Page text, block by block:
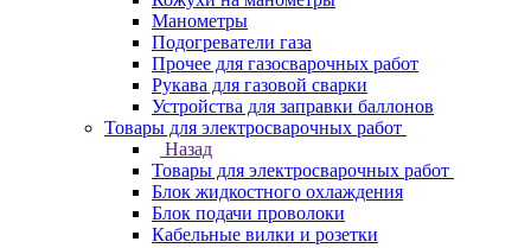
Манометры
Подогреватели газа
Прочее для газосварочных работ
Рукава для газовой сварки
Устройства для заправки баллонов
Товары для электросварочных работ
Назад
Товары для электросварочных работ
Блок жидкостного охлаждения
Блок подачи проволоки
Кабельные вилки и розетки